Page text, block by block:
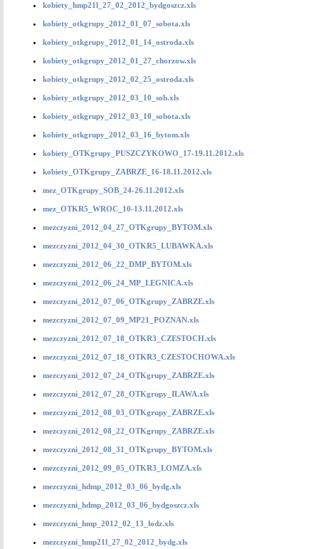
kobiety_hmp21l_27_02_2012_bydgoszcz.xls
kobiety_otkgrupy_2012_01_07_sobota.xls
kobiety_otkgrupy_2012_01_14_ostroda.xls
kobiety_otkgrupy_2012_01_27_chorzow.xls
kobiety_otkgrupy_2012_02_25_ostroda.xls
kobiety_otkgrupy_2012_03_10_sob.xls
kobiety_otkgrupy_2012_03_10_sobota.xls
kobiety_otkgrupy_2012_03_16_bytom.xls
kobiety_OTKgrupy_PUSZCZYKOWO_17-19.11.2012.xls
kobiety_OTKgrupy_ZABRZE_16-18.11.2012.xls
mez_OTKgrupy_SOB_24-26.11.2012.xls
mez_OTKR5_WROC_10-13.11.2012.xls
mezczyzni_2012_04_27_OTKgrupy_BYTOM.xls
mezczyzni_2012_04_30_OTKR5_LUBAWKA.xls
mezczyzni_2012_06_22_DMP_BYTOM.xls
mezczyzni_2012_06_24_MP_LEGNICA.xls
mezczyzni_2012_07_06_OTKgrupy_ZABRZE.xls
mezczyzni_2012_07_09_MP21_POZNAN.xls
mezczyzni_2012_07_18_OTKR3_CZESTOCH.xls
mezczyzni_2012_07_18_OTKR3_CZESTOCHOWA.xls
mezczyzni_2012_07_24_OTKgrupy_ZABRZE.xls
mezczyzni_2012_07_28_OTKgrupy_ILAWA.xls
mezczyzni_2012_08_03_OTKgrupy_ZABRZE.xls
mezczyzni_2012_08_22_OTKgrupy_ZABRZE.xls
mezczyzni_2012_08_31_OTKgrupy_BYTOM.xls
mezczyzni_2012_09_05_OTKR3_LOMZA.xls
mezczyzni_hdmp_2012_03_06_bydg.xls
mezczyzni_hdmp_2012_03_06_bydgoszcz.xls
mezczyzni_hmp_2012_02_13_lodz.xls
mezczyzni_hmp21l_27_02_2012_bydg.xls